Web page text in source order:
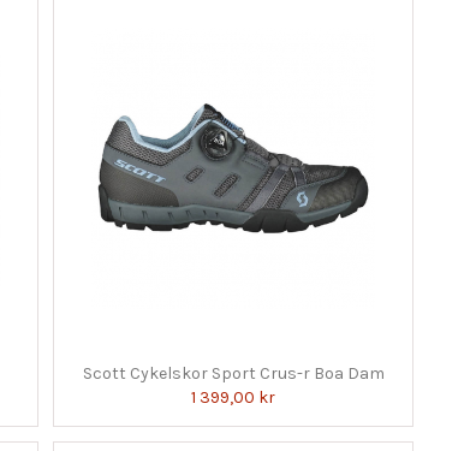
Scott Cykelskor Sport Crus-r Boa Dam
1 399,00 kr